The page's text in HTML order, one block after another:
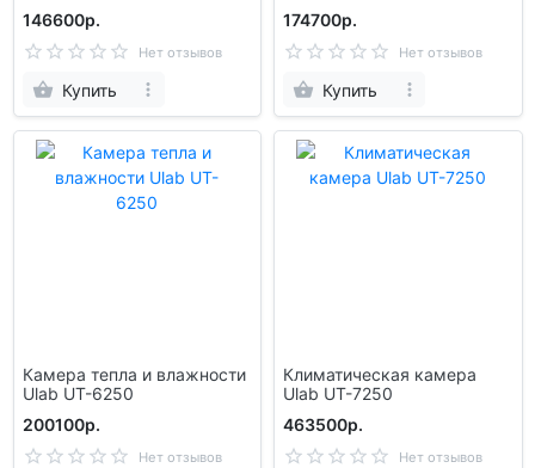
146600р.
Нет отзывов
Купить
174700р.
Нет отзывов
Купить
Камера тепла и влажности
Ulab UT-6250
200100р.
Нет отзывов
Климатическая камера
Ulab UT-7250
463500р.
Нет отзывов